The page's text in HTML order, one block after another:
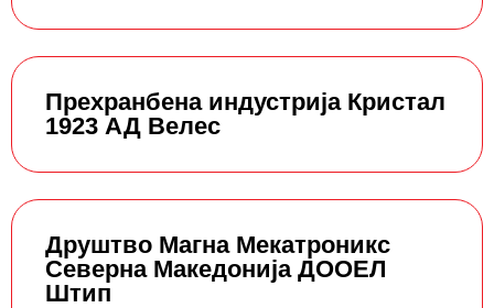
Прехранбена индустрија Кристал
1923 АД Велес
Друштво Магна Мекатроникс
Северна Македонија ДООЕЛ
Штип